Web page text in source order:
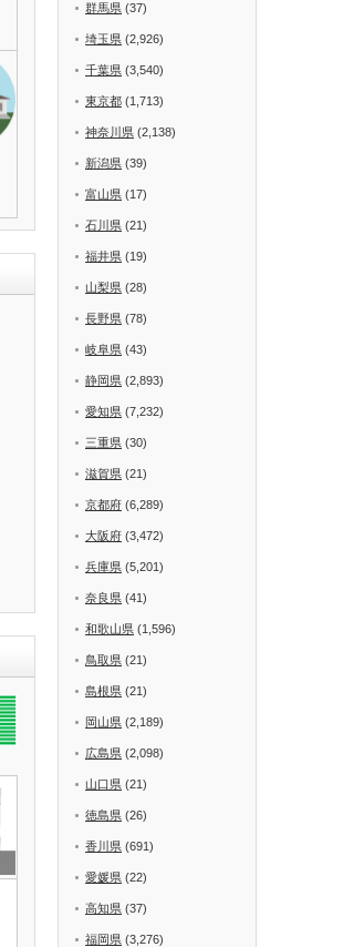
群馬県 (37)
埼玉県 (2,926)
千葉県 (3,540)
東京都 (1,713)
神奈川県 (2,138)
新潟県 (39)
富山県 (17)
石川県 (21)
福井県 (19)
山梨県 (28)
長野県 (78)
岐阜県 (43)
静岡県 (2,893)
愛知県 (7,232)
三重県 (30)
滋賀県 (21)
京都府 (6,289)
大阪府 (3,472)
兵庫県 (5,201)
奈良県 (41)
和歌山県 (1,596)
鳥取県 (21)
島根県 (21)
岡山県 (2,189)
広島県 (2,098)
山口県 (21)
徳島県 (26)
香川県 (691)
愛媛県 (22)
高知県 (37)
福岡県 (3,276)